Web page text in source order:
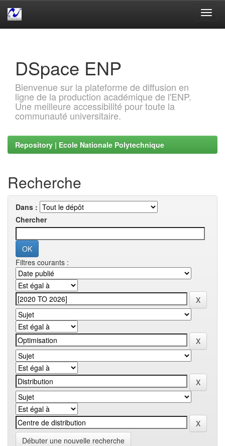
DSpace ENP
Bienvenue sur la plateforme de diffusion en
ligne de la production académique de l'ENP.
Une meilleure accessibilité pour toute la
communauté universitaire.
Repository | Ecole Nationale Polytechnique
Recherche
Dans :
Chercher
Filtres courants :
Débuter une nouvelle recherche